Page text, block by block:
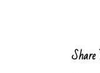
Share